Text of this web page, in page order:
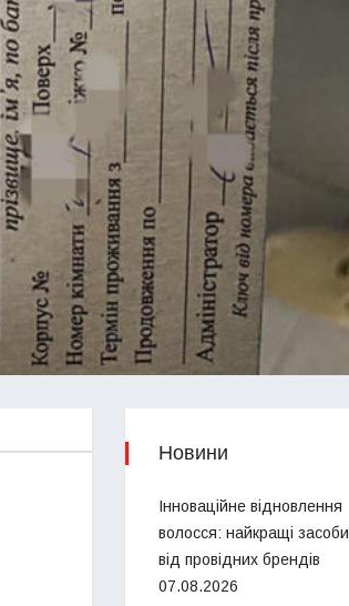
Новини
Інноваційне відновлення
волосся: найкращі засоби
від провідних брендів
07.08.2026